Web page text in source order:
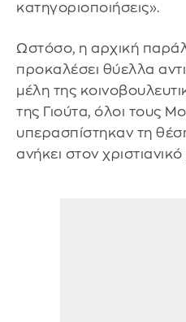
κατηγοριοποιήσεις».
Ωστόσο, η αρχική
προκαλέσει θύελλα
μέλη της
της Γιούτα, όλοι τους
υπερασπίστηκαν τη
ανήκει στον